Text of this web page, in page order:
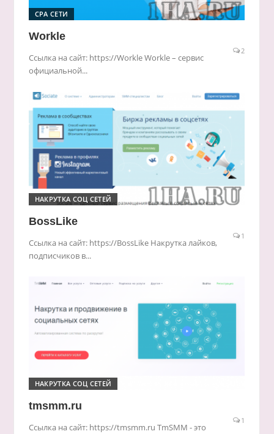
CPA СЕТИ
Workle
2
Ссылка на сайт: https://Workle Workle – сервис
официальной...
НАКРУТКА СОЦ СЕТЕЙ
BossLike
1
Ссылка на сайт: https://BossLike Накрутка лайков,
подписчиков в...
НАКРУТКА СОЦ СЕТЕЙ
tmsmm.ru
1
Ссылка на сайт: https://tmsmm.ru TmSMM - это